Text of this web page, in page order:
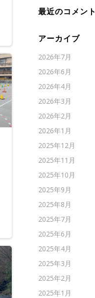
最近のコメント
アーカイブ
2026年7月
2026年6月
2026年4月
2026年3月
2026年2月
2026年1月
2025年12月
2025年11月
2025年10月
2025年9月
2025年8月
2025年7月
2025年6月
2025年4月
2025年3月
2025年2月
2025年1月